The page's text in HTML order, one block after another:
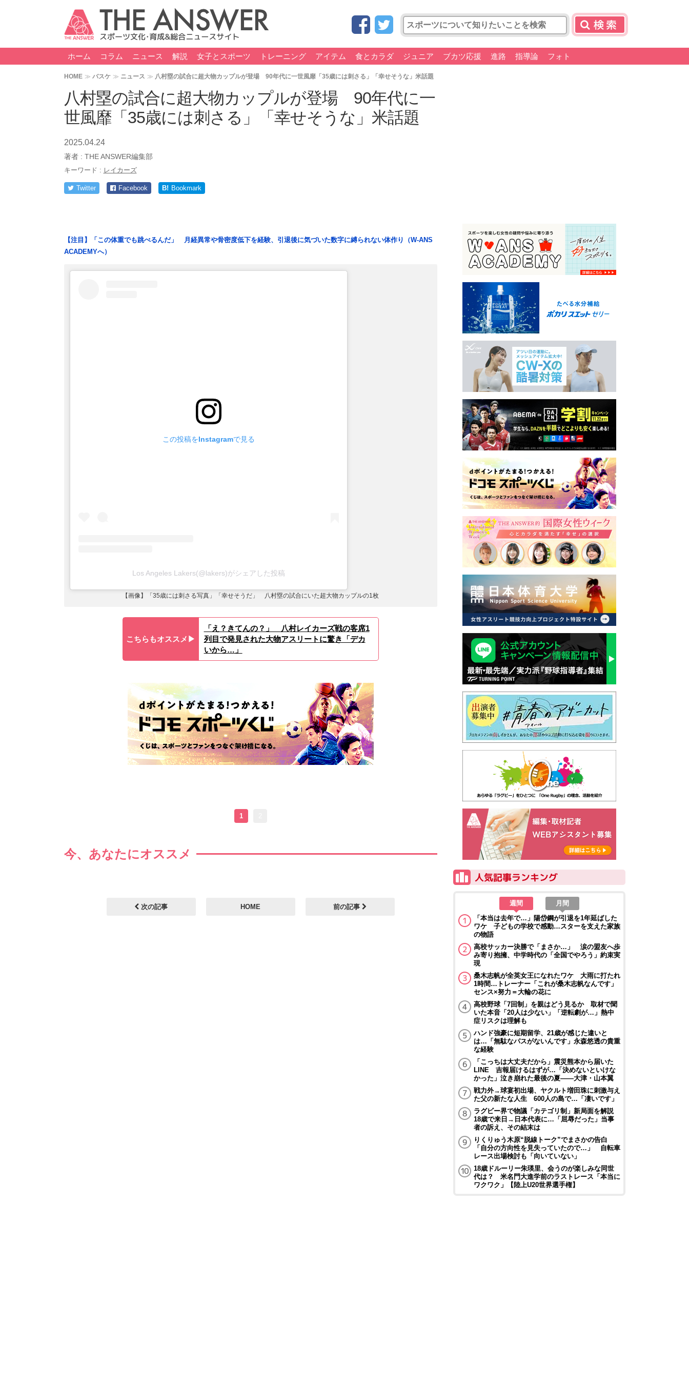
ホーム コラム ニュース 解説 女子とスポーツ トレーニング アイテム 食とカラダ ジュニア ブカツ応援 進路 指導論 フォト
HOME バスケ ニュース 八村塁の試合に超大物カップルが登場 90年代に一世風靡「35歳には刺さる」「幸せそうな」米話題
八村塁の試合に超大物カップルが登場 90年代に一
世風靡「35歳には刺さる」「幸せそうな」米話題
2025.04.24
著者 : THE ANSWER編集部
キーワード : レイカーズ
Twitter Facebook B! Bookmark
【注目】「この体重でも跳べるんだ」 月経異常や骨密度低下を経験、引退後に気づいた数字に縛られない体作り（W-ANS
ACADEMYへ）
この投稿をInstagramで見る
Los Angeles Lakers(@lakers)がシェアした投稿
【画像】「35歳には刺さる写真」「幸せそうだ」 八村塁の試合にいた超大物カップルの1枚
こちらもオススメ▶︎
「え？きてんの？」 八村レイカーズ戦の客席1
列目で発見された大物アスリートに驚き「デカ
いから…」
1
今、あなたにオススメ
次の記事 HOME 前の記事 週間
月間
「本当は去年で…」陽岱鋼が引退を1年延ばした
ワケ 子どもの学校で感動…スターを支えた家族
の物語
高校サッカー決勝で「まさか…」 涙の盟友へ歩
み寄り抱擁、中学時代の「全国でやろう」約束実
現
桑木志帆が全英女王になれたワケ 大雨に打たれ
1時間…トレーナー「これが桑木志帆なんです」
センス×努力＝大輪の花に
高校野球「7回制」を親はどう見るか 取材で聞
いた本音「20人は少ない」「逆転劇が…」熱中
症リスクは理解も
ハンド強豪に短期留学、21歳が感じた違いと
は…「無駄なパスがないんです」永森悠透の貴重
な経験
「こっちは大丈夫だから」震災熊本から届いた
LINE 吉報届けるはずが…「決めないといけな
かった」泣き崩れた最後の夏――大津・山本翼
戦力外→球宴初出場、ヤクルト増田珠に刺激与え
た父の新たな人生 600人の島で…「凄いです」
ラグビー界で物議「カテゴリ制」新局面を解説
18歳で来日→日本代表に…「屈辱だった」当事
者の訴え、その結末は
りくりゅう木原“脱線トーク”でまさかの告白
「自分の方向性を見失っていたので…」 自転車
レース出場検討も「向いていない」
18歳ドルーリー朱瑛里、会うのが楽しみな同世
代は？ 米名門大進学前のラストレース「本当に
ワクワク」【陸上U20世界選手権】